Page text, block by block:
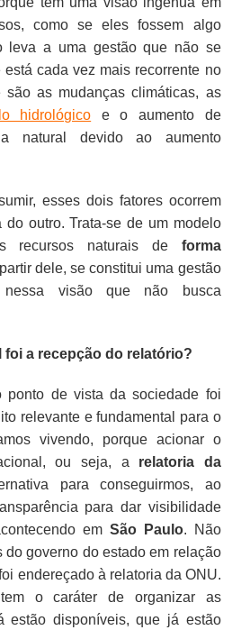
como se eles fossem algo
leva a uma gestão que não se
cada vez mais recorrente no
são as mudanças climáticas, as
hidrológico e o aumento de
natural devido ao aumento
esses dois fatores ocorrem
do outro. Trata-se de um modelo
recursos naturais de forma
dele, se constitui uma gestão
visão que não busca
foi a recepção do relatório?
de vista da sociedade foi
relevante e fundamental para o
vivendo, porque acionar o
ou seja, a relatoria da
para conseguirmos, ao
para dar visibilidade
emSão Paulo. Não
do governo do estado em relação
endereçado à relatoria da ONU.
o caráter de organizar as
estão disponíveis, que já estão